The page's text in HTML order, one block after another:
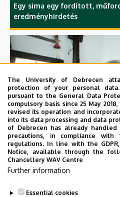
Egy sima egy fordított,
eredményhirdetés
2026.06.18
II. Agrár Üzleti Klub, fórum,
DE
The University of Debrecen
protection of your personal
pursuant to the General Data
compulsory basis since 25 May
revised its operation and
into its data processing and data
of Debrecen has already handled
precautions, in compliance
regulations. In line with the
Notice, available through the
Chancellery WAV Centre
Further information
Essential cookies